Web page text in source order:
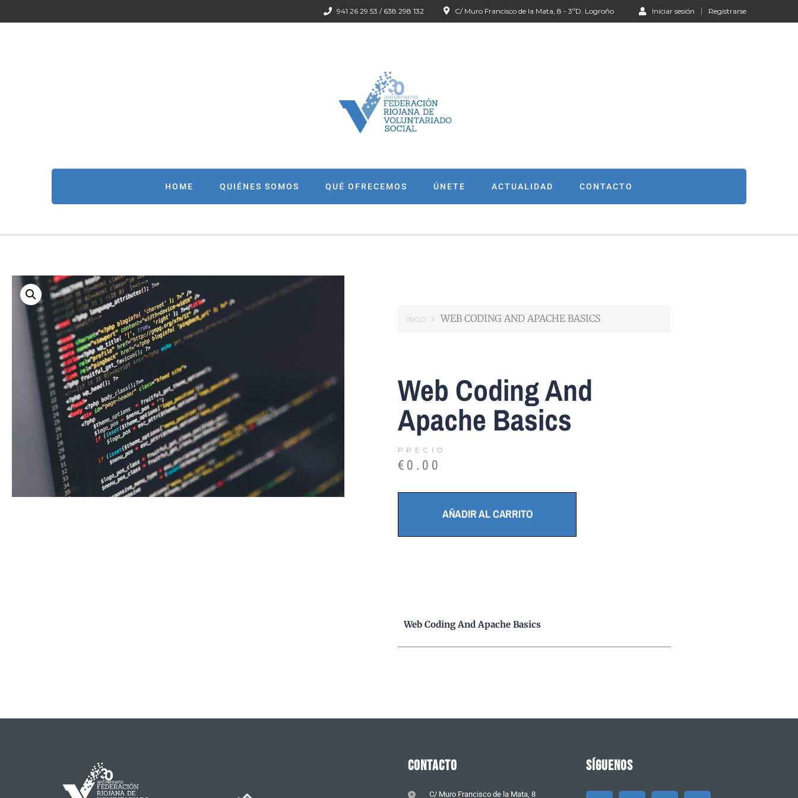
Iniciar sesión Registrarse
C/ Muro Francisco de la Mata, 8 - 3ºD. Logroño
941 26 29 53 / 638 298 132
HOME QUIÉNES SOMOS QUÉ OFRECEMOS ÚNETE ACTUALIDAD CONTACTO
INICIO WEB CODING AND APACHE BASICS
Web Coding And
Apache Basics
PRECIO
€0.00
AÑADIR AL CARRITO
Web Coding And Apache Basics
CONTACTO
C/ Muro Francisco de la Mata, 8
SÍGUENOS